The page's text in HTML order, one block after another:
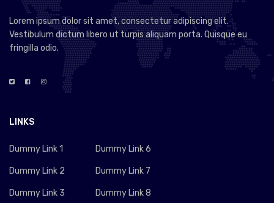
Lorem ipsum dolor sit amet, consectetur adipiscing elit.
Vestibulum dictum libero ut turpis aliquam porta. Quisque eu
fringilla odio.
LINKS
Dummy Link 1
Dummy Link 2
Dummy Link 3
Dummy Link 6
Dummy Link 7
Dummy Link 8